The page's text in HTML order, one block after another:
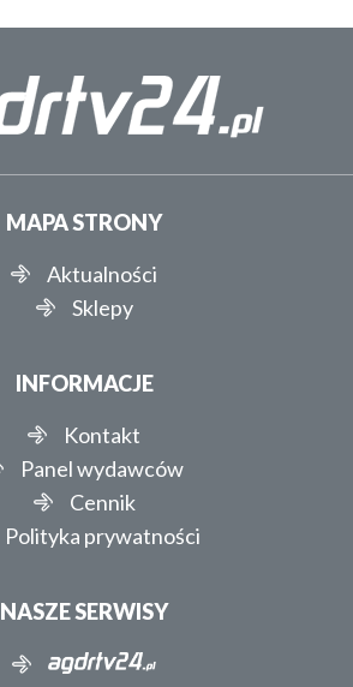
MAPA STRONY
Aktualności
Sklepy
INFORMACJE
Kontakt
Panel wydawców
Cennik
Polityka prywatności
NASZE SERWISY